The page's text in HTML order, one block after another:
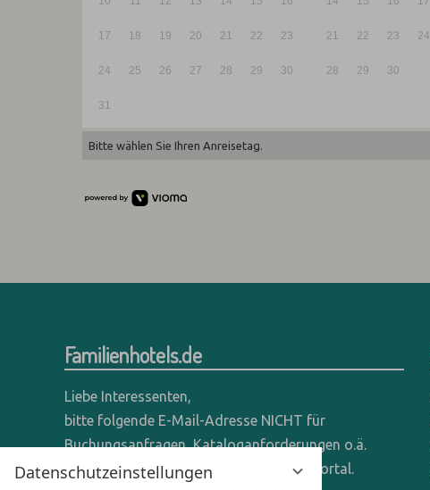
Datenschutzeinstellungen
17 18 19 20 21 22 23
24 25 26 27 28 29 30
31
21 22 23 24
28 29 30
Bitte wählen Sie Ihren Anreisetag.
Familienhotels.de
Liebe Interessenten,
bitte folgende E-Mail-Adresse NICHT für
Buchungsanfragen, Kataloganforderungen o.ä.
verwenden - wir sind ein reines Online-Portal.